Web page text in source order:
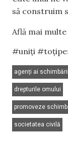
să construim
Află mai
#uniți
agenți ai schimbării
drepturile omului
promoveze
societatea civilă